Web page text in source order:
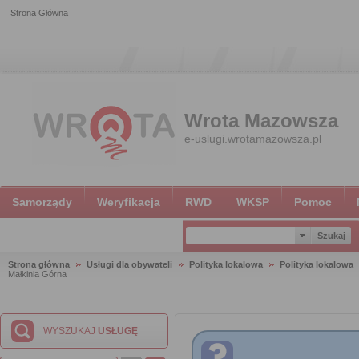
Strona Główna
Wrota Mazowsza
e-uslugi.wrotamazowsza.pl
Samorządy Weryfikacja RWD WKSP Pomoc
Strona główna Usługi dla obywateli Polityka lokalowa
Polityka lokalowa
Małkinia Górna
WYSZUKAJ USŁUGĘ